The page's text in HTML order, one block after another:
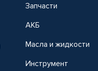
Запчасти
АКБ
Масла и жидкости
Инструмент